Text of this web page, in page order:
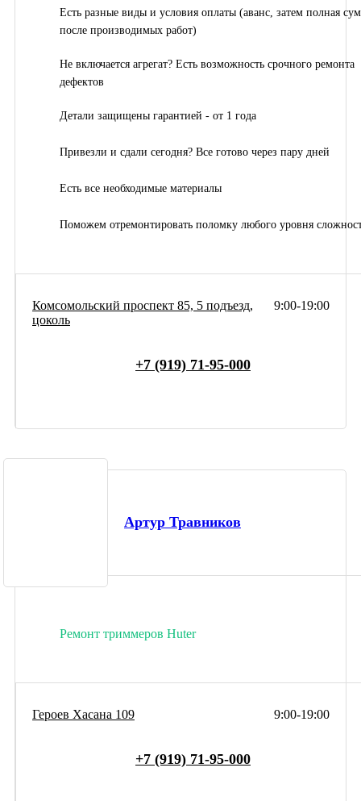
Есть разные виды и условия оплаты (аванс, затем полная
после производимых работ)
Не включается агрегат? Есть возможность срочного ремонта
дефектов
Детали защищены гарантией - от 1 года
Привезли и сдали сегодня? Все готово через пару дней
Есть все необходимые материалы
Поможем отремонтировать поломку любого уровня
9:00-19:00
Комсомольский проспект 85, 5 подъезд,
цоколь
+7 (919) 71-95-000
Артур Травников
Ремонт триммеров Huter
9:00-19:00
Героев Хасана 109
+7 (919) 71-95-000